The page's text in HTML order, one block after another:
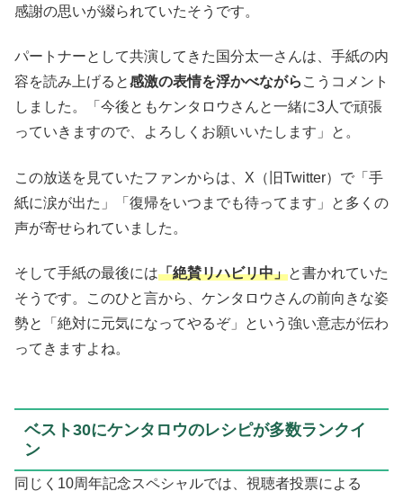
感謝の思いが綴られていたそうです。
パートナーとして共演してきた国分太一さんは、手紙の内
容を読み上げると感激の表情を浮かべながら こうコメント
しました。「今後ともケンタロウさんと一緒に3人で頑張
っていきますので、よろしくお願いいたします」と。
この放送を見ていたファンからは、X（旧Twitter）で「手
紙に涙が出た」「復帰をいつまでも待ってます」と多くの
声が寄せられていました。
そして手紙の最後には「絶賛リハビリ中」と書かれていた
そうです。このひと言から、ケンタロウさんの前向きな姿
勢と「絶対に元気になってやるぞ」という強い意志が伝わ
ってきますよね。
ベスト30にケンタロウのレシピが多数ランクイ
ン
同じく10周年記念スペシャルでは、視聴者投票による